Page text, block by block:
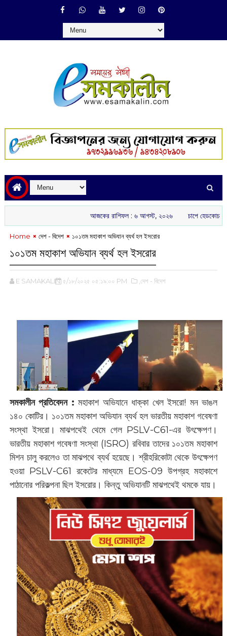
আজকের রাশিফল :‌ ‌‌৬ আগস্ট, ২০২৬ চাপে হেডকোচ গৌতম গম্ভীর:
Home দেশ - বিদেশ ১০১তম মহাকাশ অভিযান ব্যর্থ হল ইসরোর
১০১তম মহাকাশ অভিযান ব্যর্থ হল ইসরোর
E SAMAKALIN ৫/১৮/২০২৫ ০৫:১৯:০০ PM ,দেশ - বিদেশ
সমকালীন প্রতিবেদন : ‌মহাকাশ অভিযানে ধাক্কা খেল ইসরো! মন ভাঙল
১৪০ কোটির। ১০১তম মহাকাশ অভিযান ব্যর্থ হল ভারতীয় মহাকাশ গবেষণা
সংস্থা ইসরো। মাঝপথেই থেমে গেল PSLV-C61-এর উৎক্ষেপণ।
ভারতীয় মহাকাশ গবেষণা সংস্থা (ISRO) রবিবার তাদের ১০১তম মহাকাশ
মিশন চালু করলেও তা মাঝপথে ব্যর্থ হয়েছে। শ্রীহরিকোটা থেকে উৎক্ষেপণ
হওয়া PSLV-C61 রকেটের মাধ্যমে EOS-09 উপগ্রহ মহাকাশে
পাঠানোর পরিকল্পনা ছিল ইসরোর। কিন্তু অভিযানটি মাঝপথেই থমকে যায়।